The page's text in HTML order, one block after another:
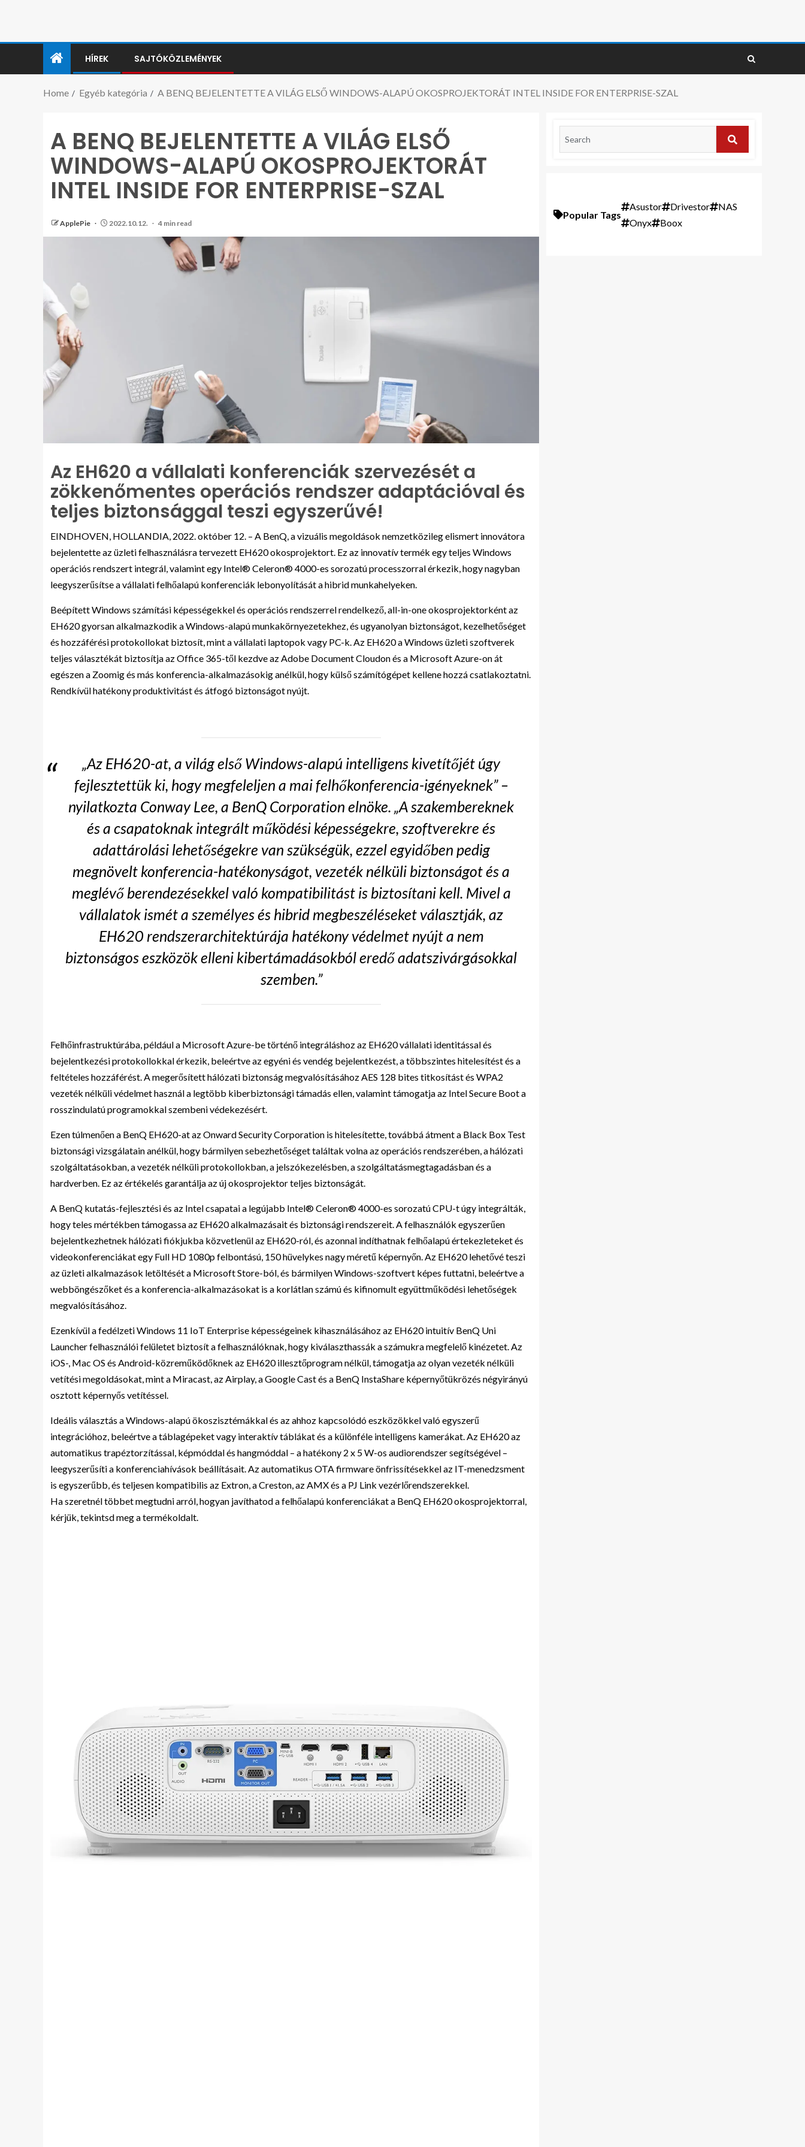
HÍREK SAJTÓKÖZLEMÉNYEK
Home Egyéb kategória A BENQ BEJELENTETTE A VILÁG ELSŐ WINDOWS-ALAPÚ OKOSPROJEKTORÁT INTEL INSIDE FOR ENTERPRISE-SZAL
A BENQ BEJELENTETTE A VILÁG ELSŐ
WINDOWS-ALAPÚ OKOSPROJEKTORÁT
INTEL INSIDE FOR ENTERPRISE-SZAL
ApplePie 2022.10.12. 4 min read
Az EH620 a vállalati konferenciák szervezését a
zökkenőmentes operációs rendszer adaptációval és
teljes biztonsággal teszi egyszerűvé!
EINDHOVEN, HOLLANDIA, 2022. október 12. – A BenQ, a vizuális megoldások nemzetközileg elismert innovátora
bejelentette az üzleti felhasználásra tervezett EH620 okosprojektort. Ez az innovatív termék egy teljes Windows
operációs rendszert integrál, valamint egy Intel® Celeron® 4000-es sorozatú processzorral érkezik, hogy nagyban
leegyszerűsítse a vállalati felhőalapú konferenciák lebonyolítását a hibrid munkahelyeken.
Beépített Windows számítási képességekkel és operációs rendszerrel rendelkező, all-in-one okosprojektorként az
EH620 gyorsan alkalmazkodik a Windows-alapú munkakörnyezetekhez, és ugyanolyan biztonságot, kezelhetőséget
és hozzáférési protokollokat biztosít, mint a vállalati laptopok vagy PC-k. Az EH620 a Windows üzleti szoftverek
teljes választékát biztosítja az Office 365-től kezdve az Adobe Document Cloudon és a Microsoft Azure-on át
egészen a Zoomig és más konferencia-alkalmazásokig anélkül, hogy külső számítógépet kellene hozzá csatlakoztatni.
Rendkívül hatékony produktivitást és átfogó biztonságot nyújt.
„Az EH620-at, a világ első Windows-alapú intelligens kivetítőjét úgy
fejlesztettük ki, hogy megfeleljen a mai felhőkonferencia-igényeknek” –
nyilatkozta Conway Lee, a BenQ Corporation elnöke. „A szakembereknek
és a csapatoknak integrált működési képességekre, szoftverekre és
adattárolási lehetőségekre van szükségük, ezzel egyidőben pedig
megnövelt konferencia-hatékonyságot, vezeték nélküli biztonságot és a
meglévő berendezésekkel való kompatibilitást is biztosítani kell. Mivel a
vállalatok ismét a személyes és hibrid megbeszéléseket választják, az
EH620 rendszerarchitektúrája hatékony védelmet nyújt a nem
biztonságos eszközök elleni kibertámadásokból eredő adatszivárgásokkal
szemben.”
Felhőinfrastruktúrába, például a Microsoft Azure-be történő integráláshoz az EH620 vállalati identitással és
bejelentkezési protokollokkal érkezik, beleértve az egyéni és vendég bejelentkezést, a többszintes hitelesítést és a
feltételes hozzáférést. A megerősített hálózati biztonság megvalósításához AES 128 bites titkosítást és WPA2
vezeték nélküli védelmet használ a legtöbb kiberbiztonsági támadás ellen, valamint támogatja az Intel Secure Boot a
rosszindulatú programokkal szembeni védekezésért.
Ezen túlmenően a BenQ EH620-at az Onward Security Corporation is hitelesítette, továbbá átment a Black Box Test
biztonsági vizsgálatain anélkül, hogy bármilyen sebezhetőséget találtak volna az operációs rendszerében, a hálózati
szolgáltatásokban, a vezeték nélküli protokollokban, a jelszókezelésben, a szolgáltatásmegtagadásban és a
hardverben. Ez az értékelés garantálja az új okosprojektor teljes biztonságát.
A BenQ kutatás-fejlesztési és az Intel csapatai a legújabb Intel® Celeron® 4000-es sorozatú CPU-t úgy integrálták,
hogy teles mértékben támogassa az EH620 alkalmazásait és biztonsági rendszereit. A felhasználók egyszerűen
bejelentkezhetnek hálózati fiókjukba közvetlenül az EH620-ról, és azonnal indíthatnak felhőalapú értekezleteket és
videokonferenciákat egy Full HD 1080p felbontású, 150 hüvelykes nagy méretű képernyőn. Az EH620 lehetővé teszi
az üzleti alkalmazások letöltését a Microsoft Store-ból, és bármilyen Windows-szoftvert képes futtatni, beleértve a
webböngészőket és a konferencia-alkalmazásokat is a korlátlan számú és kifinomult együttműködési lehetőségek
megvalósításához.
Ezenkívül a fedélzeti Windows 11 IoT Enterprise képességeinek kihasználásához az EH620 intuitív BenQ Uni
Launcher felhasználói felületet biztosít a felhasználóknak, hogy kiválaszthassák a számukra megfelelő kinézetet. Az
iOS-, Mac OS és Android-közreműködőknek az EH620 illesztőprogram nélkül, támogatja az olyan vezeték nélküli
vetítési megoldásokat, mint a Miracast, az Airplay, a Google Cast és a BenQ InstaShare képernyőtükrözés négyirányú
osztott képernyős vetítéssel.
Ideális választás a Windows-alapú ökoszisztémákkal és az ahhoz kapcsolódó eszközökkel való egyszerű
integrációhoz, beleértve a táblagépeket vagy interaktív táblákat és a különféle intelligens kamerákat. Az EH620 az
automatikus trapéztorzítással, képmóddal és hangmóddal – a hatékony 2 x 5 W-os audiorendszer segítségével –
leegyszerűsíti a konferenciahívások beállításait. Az automatikus OTA firmware önfrissítésekkel az IT-menedzsment
is egyszerűbb, és teljesen kompatibilis az Extron, a Creston, az AMX és a PJ Link vezérlőrendszerekkel.
Ha szeretnél többet megtudni arról, hogyan javíthatod a felhőalapú konferenciákat a BenQ EH620 okosprojektorral,
kérjük, tekintsd meg a termékoldalt.
Popular Tags
Asustor Drivestor
NAS
Onyx
Boox